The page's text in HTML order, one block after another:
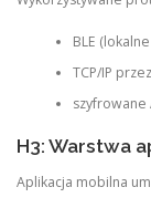
BLE
TCP/IP
szyfrowane
H3: Warstwa
Aplikacja mobilna